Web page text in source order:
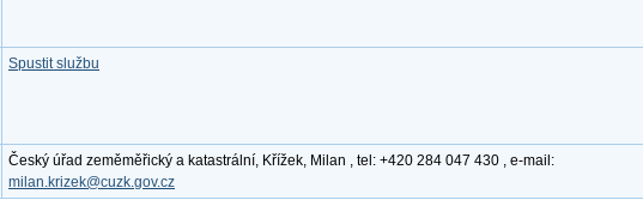
Spustit službu
Český úřad zeměměřický a katastrální, Křížek, Milan , tel: +420 284 047 430 , e-mail:
milan.krizek@cuzk.gov.cz